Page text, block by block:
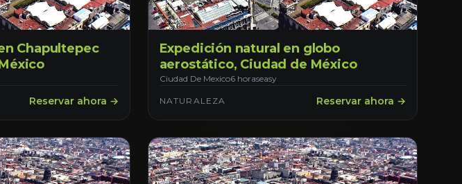
Chapultepec
Reservar ahora →
Expedición natural en globo
aerostático, Ciudad de México
Ciudad De Mexico6 horaseasy
NATURALEZA Reservar ahora →